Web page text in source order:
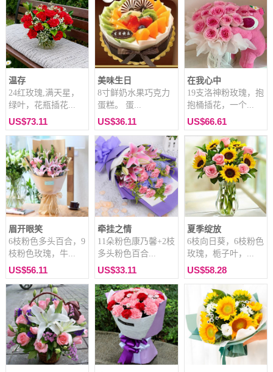
温存
24红玫瑰,满天星，
绿叶，花瓶插花...
US$73.11
美味生日
8寸鲜奶水果巧克力
蛋糕。 蛋...
US$36.11
在我心中
19支洛神粉玫瑰，抱
抱桶插花，一个...
US$66.61
眉开眼笑
6枝粉色多头百合，9
枝粉色玫瑰，牛...
US$56.11
牵挂之情
11朵粉色康乃馨+2枝
多头粉色百合...
US$33.11
夏季绽放
6枝向日葵，6枝粉色
玫瑰，栀子叶，...
US$58.28